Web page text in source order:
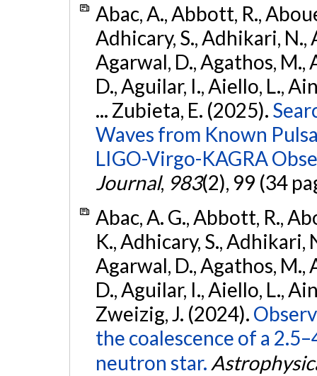
Abac, A., Abbott, R.,
Adhicary, S., Adhikari, N.,
Agarwal, D., Agathos, M.,
D., Aguilar, I., Aiello, L.,
... Zubieta, E. (2025).
Waves from Known
LIGO-Virgo-KAGRA
Journal, 983(2), 99 (34
Abac, A. G., Abbott, R.,
K., Adhicary, S., Adhikari,
Agarwal, D., Agathos, M.,
D., Aguilar, I., Aiello, L.,
Zweizig, J. (2024).
the coalescence of a
neutron star.